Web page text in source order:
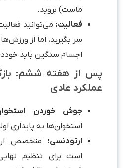
ماست) بروید.
فعالیت: می‌توانید
سر بگیرید، اما از
اجسام سنگین باید
پس از هفته ششم:
عملکرد عادی
جوش خوردن
استخوان‌ها به پایداری
ارتودنسی: متخصص
است برای تنظیم